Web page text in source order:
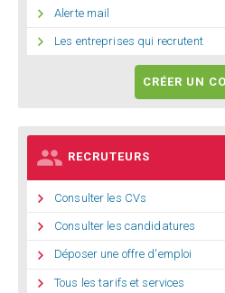
 Alerte mail
 Les entreprises qui recrutent
CRÉER UN
 RECRUTEURS
 Consulter les CVs
 Consulter les candidatures
 Déposer une offre d'emploi
 Tous les tarifs et services